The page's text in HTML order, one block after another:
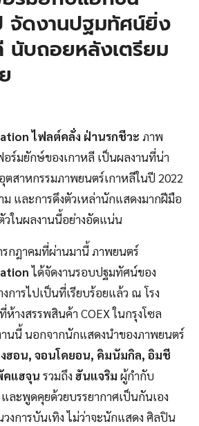
จัดงานปฐมทัศน์ยิ่ง
นับถอยหลังเตรียม
ไฟลต์คลั่ง ฝ่านรกชีวะ ภาพ
ร์มยักษ์ของเกาหลี เป็นผลงานที่น่า
ตสาหกรรมภาพยนตร์เกาหลีในปี 2022
ม และการดึงตัวเหล่านักแสดงมากฝีมือ
ในผลงานนี้อย่างอัดแน่น
กฎาคมที่ผ่านมานี้ ภาพยนตร์
ได้จัดงานรอบปฐมทัศน์ของ
การไปเป็นที่เรียบร้อยแล้ว ณ โรง
างสรรพสินค้า COEX ในกรุงโซล
านนี้ นอกจากนักแสดงนำของภาพยนตร์
ฮอน, จอนโดยอน, คิมนัมกิล, อิมชี
คแฮจุน รวมถึงฮันแจริม ผู้กำกับ
ละพูดคุยด้วยบรรยากาศเป็นกันเอง
วงการบันเทิง ไม่ว่าจะนักแสดง ศิลปิน